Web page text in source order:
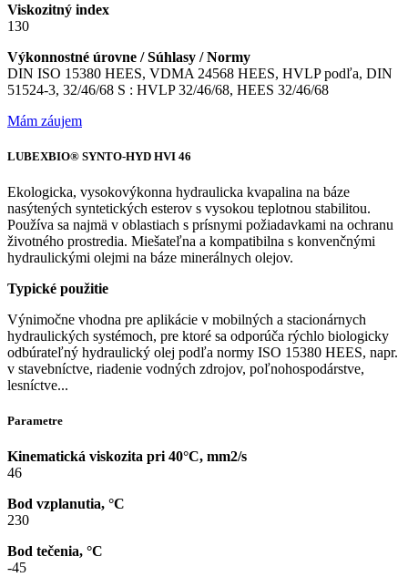
Viskozitný index
130
Výkonnostné úrovne / Súhlasy / Normy
DIN ISO 15380 HEES, VDMA 24568 HEES, HVLP podľa, DIN
51524-3, 32/46/68 S : HVLP 32/46/68, HEES 32/46/68
Mám záujem
LUBEXBIO® SYNTO-HYD HVI 46
Ekologicka, vysokovýkonna hydraulicka kvapalina na báze
nasýtených syntetických esterov s vysokou teplotnou stabilitou.
Používa sa najmä v oblastiach s prísnymi požiadavkami na ochranu
životného prostredia. Miešateľna a kompatibilna s konvenčnými
hydraulickými olejmi na báze minerálnych olejov.
Typické použitie
Výnimočne vhodna pre aplikácie v mobilných a stacionárnych
hydraulických systémoch, pre ktoré sa odporúča rýchlo biologicky
odbúrateľný hydraulický olej podľa normy ISO 15380 HEES, napr.
v stavebníctve, riadenie vodných zdrojov, poľnohospodárstve,
lesníctve...
Parametre
Kinematická viskozita pri 40°C, mm2/s
46
Bod vzplanutia, °C
230
Bod tečenia, °C
-45